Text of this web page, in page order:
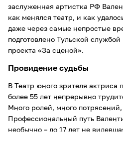
заслуженная артистка РФ
как менялся театр, и как
даже через самые непростые
подготовлено Тульской
проекта «За сценой».
Провидение судьбы
В Театр юного зрителя актриса
более 55 лет непрерывно
Много ролей, много
Профессиональный путь
необычно – до 17 лет не